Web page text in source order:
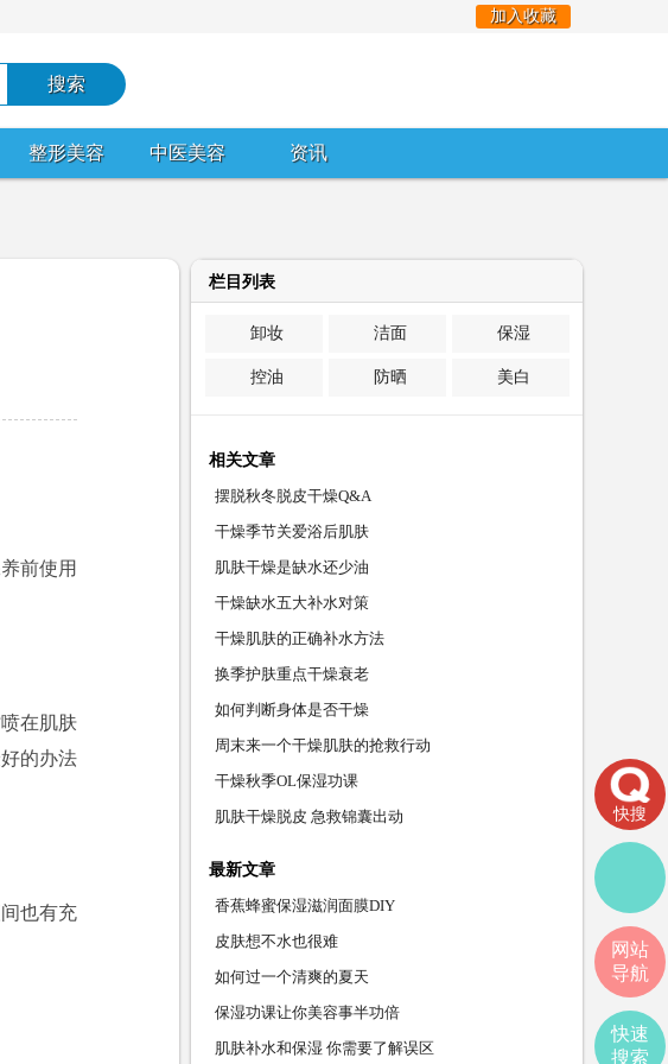
加入收藏
整形美容 中医美容 资讯
前使用
在肌肤
的办法
也有充
栏目列表
卸妆 洁面 保湿
控油 防晒 美白
相关文章
摆脱秋冬脱皮干燥Q&A
干燥季节关爱浴后肌肤
肌肤干燥是缺水还少油
干燥缺水五大补水对策
干燥肌肤的正确补水方法
换季护肤重点干燥衰老
如何判断身体是否干燥
周末来一个干燥肌肤的抢救行动
干燥秋季OL保湿功课
肌肤干燥脱皮 急救锦囊出动
最新文章
香蕉蜂蜜保湿滋润面膜DIY
皮肤想不水也很难
如何过一个清爽的夏天
保湿功课让你美容事半功倍
肌肤补水和保湿 你需要了解误区
快搜
网站
导航
快速
搜索